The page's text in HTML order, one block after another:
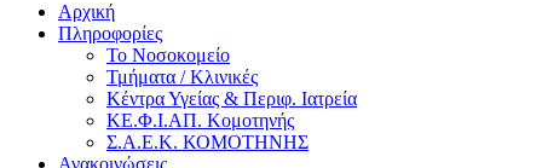
Αρχική
Πληροφορίες
Το Νοσοκομείο
Τμήματα / Κλινικές
Κέντρα Υγείας & Περιφ. Ιατρεία
ΚΕ.Φ.Ι.ΑΠ. Κομοτηνής
Σ.Α.Ε.Κ. ΚΟΜΟΤΗΝΗΣ